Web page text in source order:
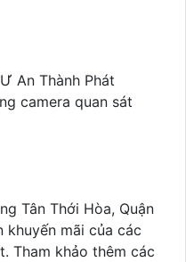
An Thành Phát
camera quan sát
Tân Thới Hòa, Quận
khuyến mãi của các
Tham khảo thêm các